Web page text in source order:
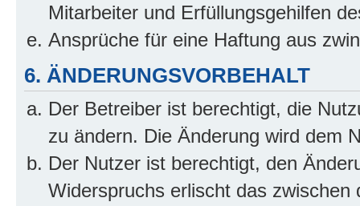
Mitarbeiter und Erfüllungsgehilfen
Ansprüche für eine Haftung aus
6. ÄNDERUNGSVORBEHALT
Der Betreiber ist berechtigt, die
zu ändern. Die Änderung wird dem
Der Nutzer ist berechtigt, den
Widerspruchs erlischt das